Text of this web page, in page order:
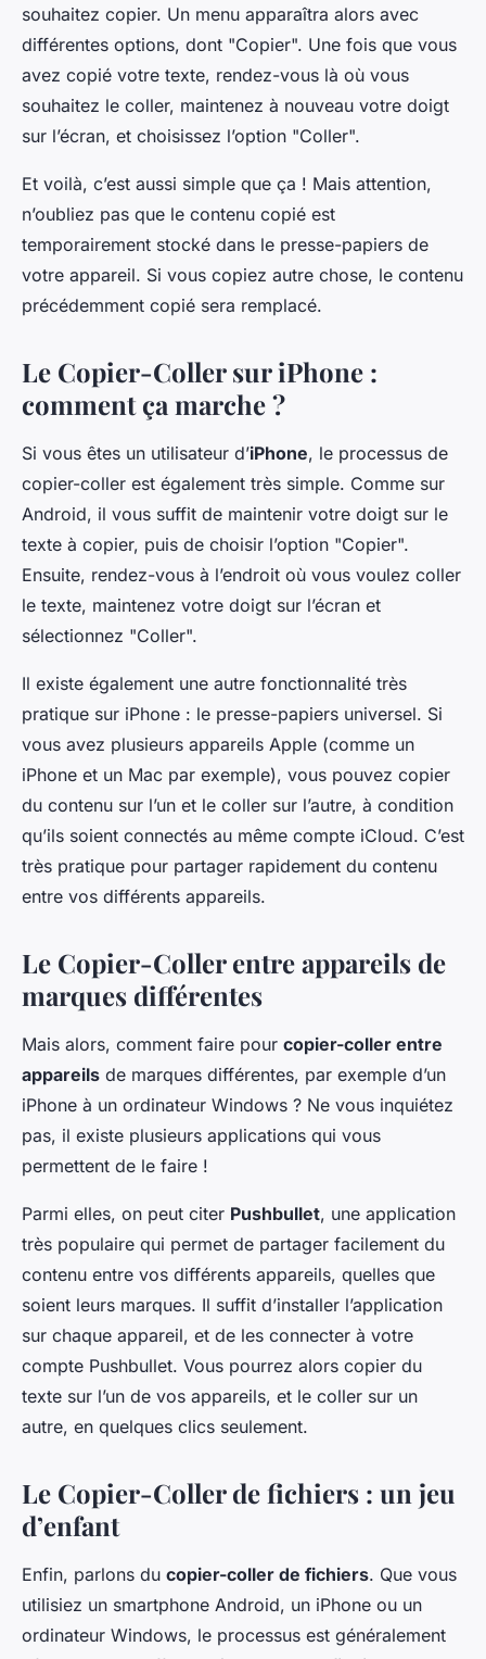
souhaitez copier. Un menu apparaîtra alors avec
différentes options, dont "Copier". Une fois que vous
avez copié votre texte, rendez-vous là où vous
souhaitez le coller, maintenez à nouveau votre doigt
sur l’écran, et choisissez l’option "Coller".
Et voilà, c’est aussi simple que ça ! Mais attention,
n’oubliez pas que le contenu copié est
temporairement stocké dans le presse-papiers de
votre appareil. Si vous copiez autre chose, le contenu
précédemment copié sera remplacé.
Le Copier-Coller sur iPhone :
comment ça marche ?
Si vous êtes un utilisateur d’iPhone, le processus de
copier-coller est également très simple. Comme sur
Android, il vous suffit de maintenir votre doigt sur le
texte à copier, puis de choisir l’option "Copier".
Ensuite, rendez-vous à l’endroit où vous voulez coller
le texte, maintenez votre doigt sur l’écran et
sélectionnez "Coller".
Il existe également une autre fonctionnalité très
pratique sur iPhone : le presse-papiers universel. Si
vous avez plusieurs appareils Apple (comme un
iPhone et un Mac par exemple), vous pouvez copier
du contenu sur l’un et le coller sur l’autre, à condition
qu’ils soient connectés au même compte iCloud. C’est
très pratique pour partager rapidement du contenu
entre vos différents appareils.
Le Copier-Coller entre appareils de
marques différentes
Mais alors, comment faire pour copier-coller entre
appareils de marques différentes, par exemple d’un
iPhone à un ordinateur Windows ? Ne vous inquiétez
pas, il existe plusieurs applications qui vous
permettent de le faire !
Parmi elles, on peut citer Pushbullet, une application
très populaire qui permet de partager facilement du
contenu entre vos différents appareils, quelles que
soient leurs marques. Il suffit d’installer l’application
sur chaque appareil, et de les connecter à votre
compte Pushbullet. Vous pourrez alors copier du
texte sur l’un de vos appareils, et le coller sur un
autre, en quelques clics seulement.
Le Copier-Coller de fichiers : un jeu
d’enfant
Enfin, parlons du copier-coller de fichiers. Que vous
utilisiez un smartphone Android, un iPhone ou un
ordinateur Windows, le processus est généralement